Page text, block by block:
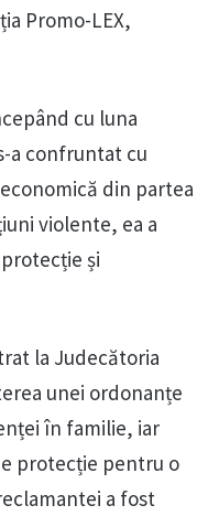
Promo-LEX,
cu luna
a confruntat cu
din partea
violente, ea a
și
la Judecătoria
unei ordonanțe
în familie, iar
protecție pentru o
a fost